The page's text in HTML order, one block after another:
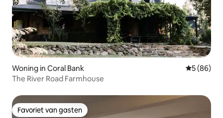
Woning in Coral Bank
5 (86)
The River Road Farmhouse
Favoriet van gasten
Favoriet van gasten